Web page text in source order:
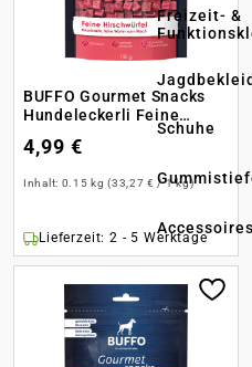
Freizeit- &
Schuhe
Accessoires
BUFFO Gourmet Snacks
Hundeleckerli Feine
4,99 €
Inhalt: 0.15 kg(33,27 € / 1 kg)
Lieferzeit: 2 - 5 Werktage